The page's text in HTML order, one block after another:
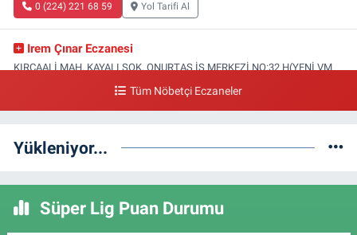
0 (224) 221 68 59 Yol Tarifi Al
Irem Çınar Eczanesi
KIRCAALİ MAH. KAYALI SOK. ONURTAŞ İŞ MERKEZİ NO:32 H(YENİ VM
Yeni Gökçe Eczanesi
Tüm Nöbetçi Eczaneler
Yükleniyor...
Süper Lig Puan Durumu